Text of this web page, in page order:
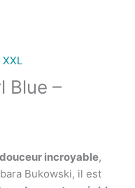
Blue –
douceur incroyable,
Bukowski, il est